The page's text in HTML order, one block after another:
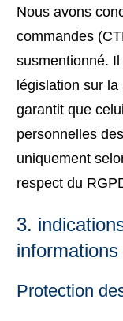
Nous avons
commandes
susmentionné.
législation sur
garantit que
personnelles
uniquement
respect du
3.
Protection